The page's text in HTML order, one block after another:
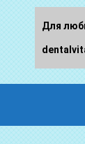
Для